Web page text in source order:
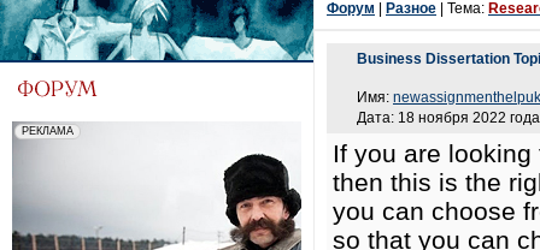
Форум Разное | Тема:
Business Dissertation
Имя: newassignmenthelpuk
Дата: 18 ноября 2022
If you are
then this is the
you can choose
so that you can